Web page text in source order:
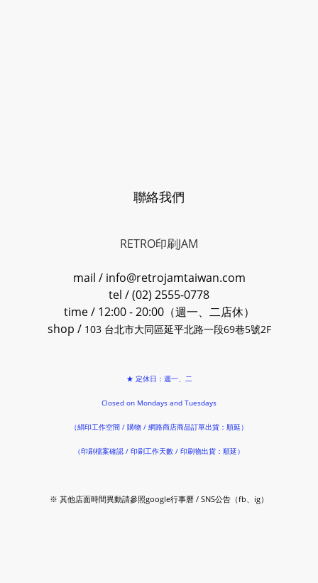
聯絡我們
RETRO印刷JAM
mail / info@retrojamtaiwan.com
tel / (02) 2555-0778
time / 12:00 - 20:00（週一、二店休）
shop / 103 台北市大同區延平北路一段69巷5號2F
★ 定休日：週一、二
Closed on Mondays and Tuesdays
（絹印工作空間 / 購物 / 網路商店商品訂單出貨：順延）
（印刷檔案確認 / 印刷工作天數 / 印刷物出貨：順延）
※ 其他店面時間異動請參照google行事曆 / SNS公告（fb、ig）